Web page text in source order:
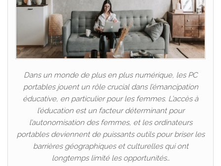
Dans un monde de plus en plus numérique, les PC
portables jouent un rôle crucial dans l’émancipation
éducative, en particulier pour les femmes. L’accès à
l’éducation est un facteur déterminant pour
l’autonomisation des femmes, et les ordinateurs
portables deviennent de puissants outils pour briser les
barrières géographiques et culturelles qui ont
longtemps limité les opportunités…